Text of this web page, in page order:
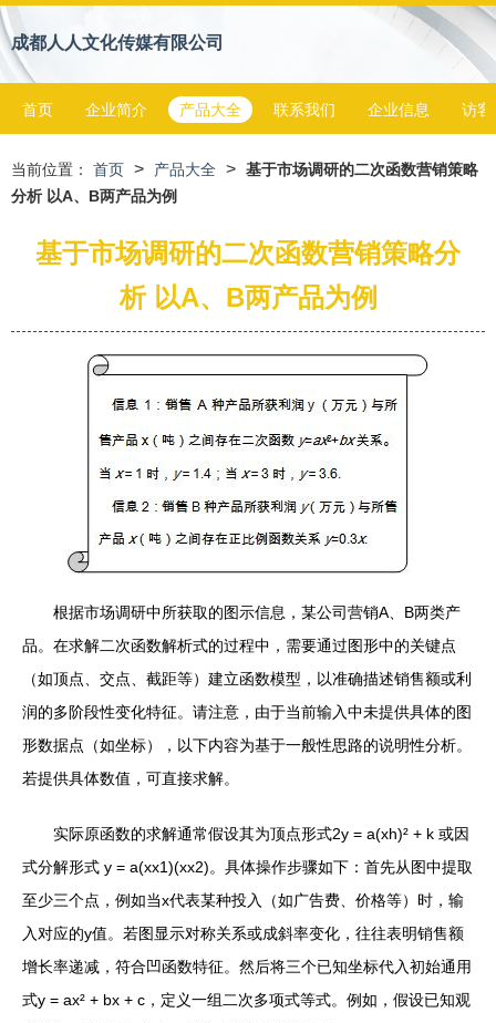
成都人人文化传媒有限公司
首页 企业简介 产品大全 联系我们 企业信息 访客
当前位置： 首页 > 产品大全 > 基于市场调研的二次函数营销策略
分析 以A、B两产品为例
基于市场调研的二次函数营销策略分
析 以A、B两产品为例
根据市场调研中所获取的图示信息，某公司营销A、B两类产
品。在求解二次函数解析式的过程中，需要通过图形中的关键点
（如顶点、交点、截距等）建立函数模型，以准确描述销售额或利
润的多阶段性变化特征。请注意，由于当前输入中未提供具体的图
形数据点（如坐标），以下内容为基于一般性思路的说明性分析。
若提供具体数值，可直接求解。
实际原函数的求解通常假设其为顶点形式2y = a(xh)² + k 或因
式分解形式 y = a(xx1)(xx2)。具体操作步骤如下：首先从图中提取
至少三个点，例如当x代表某种投入（如广告费、价格等）时，输
入对应的y值。若图显示对称关系或成斜率变化，往往表明销售额
增长率递减，符合凹函数特征。然后将三个已知坐标代入初始通用
式y = ax² + bx + c，定义一组二次多项式等式。例如，假设已知观